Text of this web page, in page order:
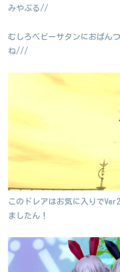
みやぶる//
むしろベビーサタンにおぱん
ね///
このドレアはお気に入りで
ましたん！